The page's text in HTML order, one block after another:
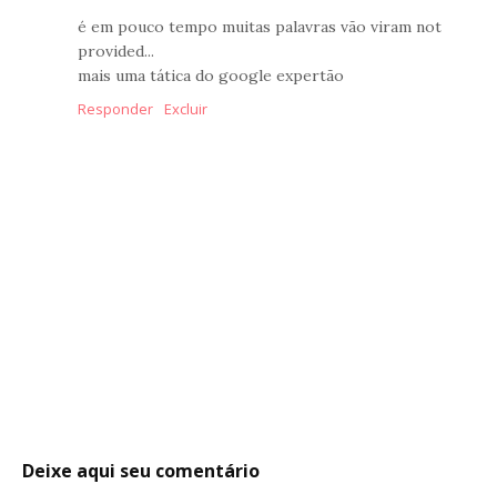
é em pouco tempo muitas palavras vão viram not
provided...
mais uma tática do google expertão
Responder
Excluir
Deixe aqui seu comentário